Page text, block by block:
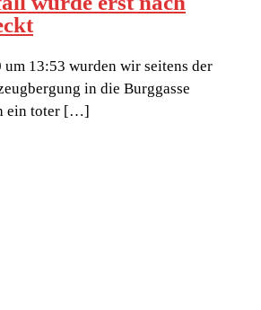
um 13:53 wurden wir seitens der
in die Burggasse
ein toter […]